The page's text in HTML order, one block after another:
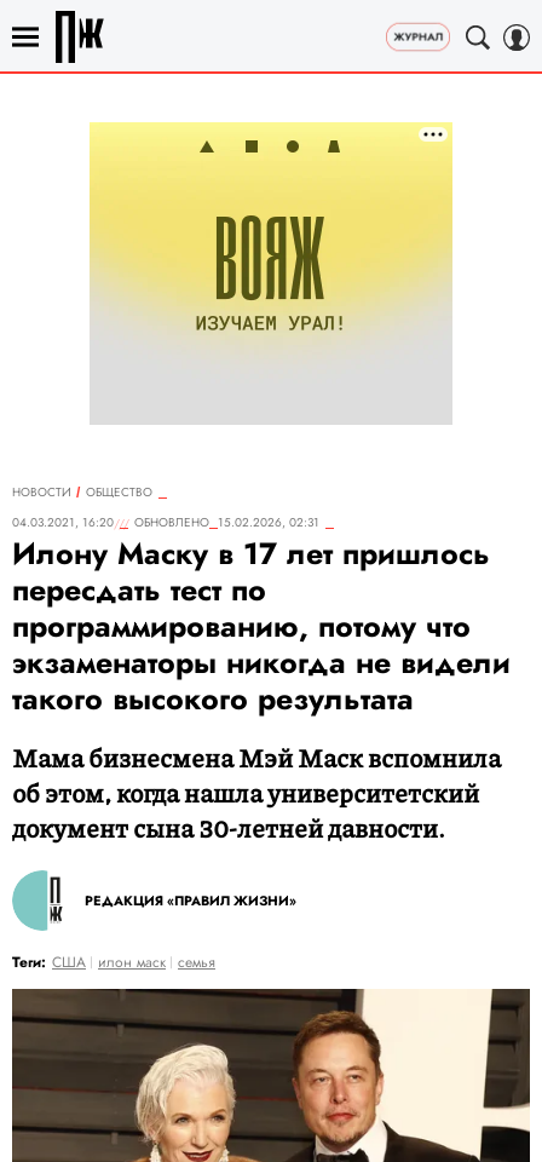
НОВОСТИ
ОБЩЕСТВО
04.03.2021, 16:20
ОБНОВЛЕНО 15.02.2026, 02:31
Илону Маску в 17 лет пришлось
пересдать тест по
программированию, потому что
экзаменаторы никогда не видели
такого высокого результата
Мама бизнесмена Мэй Маск вспомнила
об этом, когда нашла университетский
документ сына 30-летней давности.
РЕДАКЦИЯ «ПРАВИЛ ЖИЗНИ»
Теги: США илон маск семья